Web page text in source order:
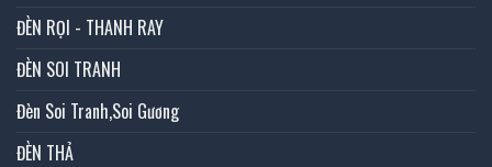
ĐÈN RỌI - THANH RAY
ĐÈN SOI TRANH
Đèn Soi Tranh,Soi Gương
ĐÈN THẢ